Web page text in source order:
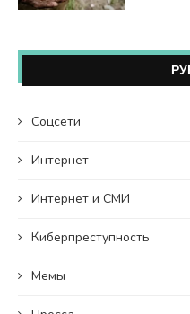
Coцсети
Интернет
Интернет и СМИ
Киберпреступность
Мемы